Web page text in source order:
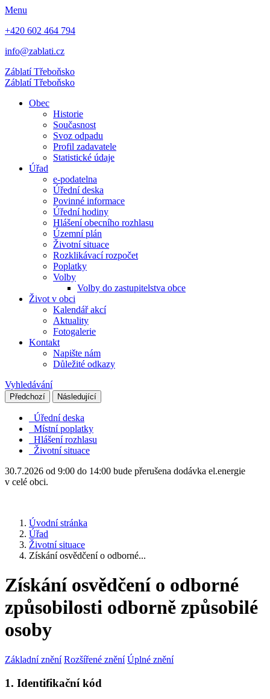
Menu
+420 602 464 794
info@zablati.cz
ZáblatíTřeboňsko
ZáblatíTřeboňsko
Obec
Historie
Současnost
Svoz odpadu
Profil zadavatele
Statistické údaje
Úřad
e-podatelna
Úřední deska
Povinné informace
Úřední hodiny
Hlášení obecního rozhlasu
Územní plán
Životní situace
Rozklikávací rozpočet
Poplatky
Volby
Volby do zastupitelstva obce
Život v obci
Kalendář akcí
Aktuality
Fotogalerie
Kontakt
Napište nám
Důležité odkazy
Vyhledávání
Předchozí Následující
Úřední deska
Místní poplatky
Hlášení rozhlasu
Životní situace
30.7.2026 od 9:00 do 14:00 bude přerušena dodávka el.energie
v celé obci.
Úvodní stránka
Úřad
Životní situace
Získání osvědčení o odborné...
Získání osvědčení o odborné
způsobilosti odborně způsobilé
osoby
Základní znění Rozšířené znění Úplné znění
1. Identifikační kód